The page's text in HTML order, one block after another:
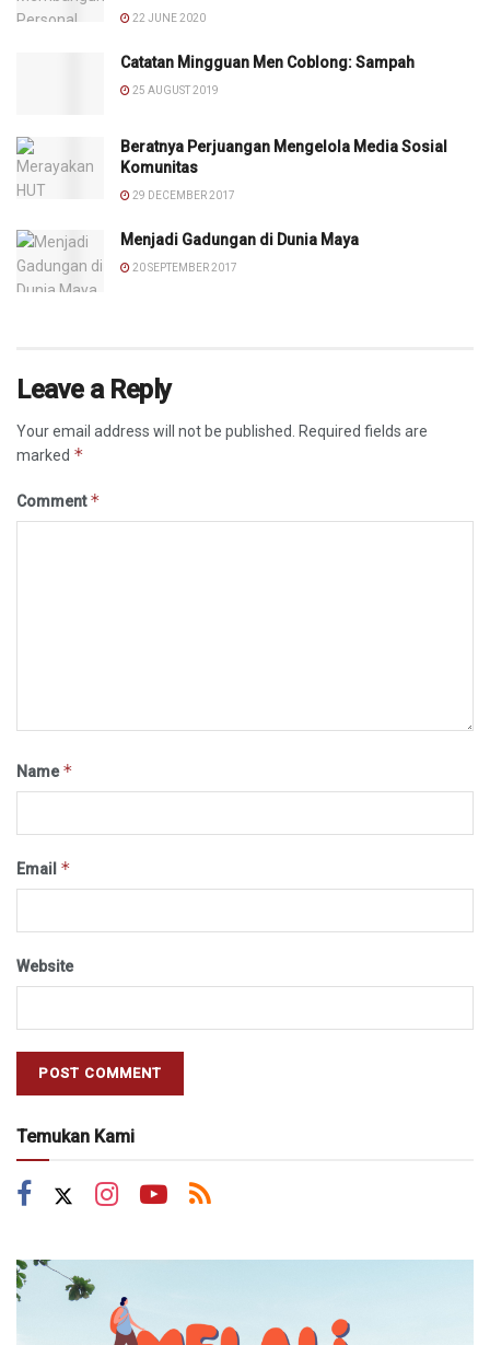
22 JUNE 2020
Catatan Mingguan Men Coblong: Sampah
25 AUGUST 2019
Beratnya Perjuangan Mengelola Media Sosial
Komunitas
29 DECEMBER 2017
Menjadi Gadungan di Dunia Maya
20 SEPTEMBER 2017
Leave a Reply
Your email address will not be published. Required fields are
marked *
Comment*
Name*
Email *
Website
Temukan Kami